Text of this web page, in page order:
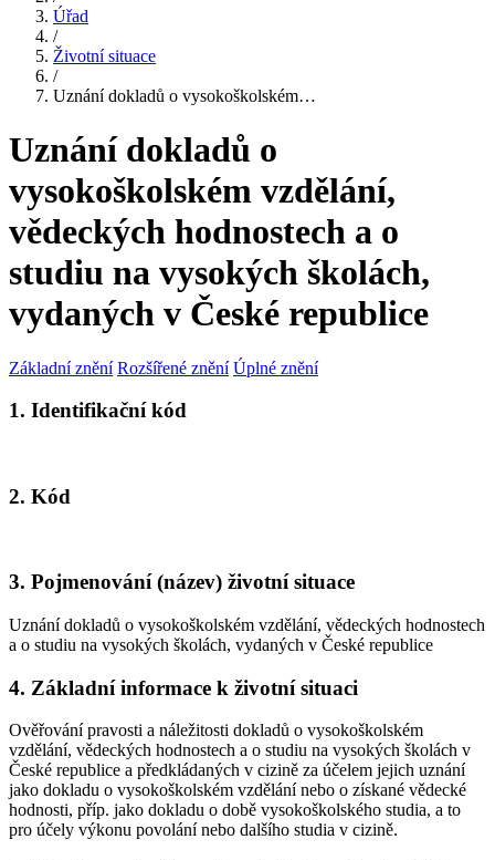
Úřad
/
Životní situace
/
Uznání dokladů o vysokoškolském…
Uznání dokladů o
vysokoškolském vzdělání,
vědeckých hodnostech a o
studiu na vysokých školách,
vydaných v České republice
Základní znění Rozšířené znění Úplné znění
1. Identifikační kód
2. Kód
3. Pojmenování (název) životní situace
Uznání dokladů o vysokoškolském vzdělání, vědeckých hodnostech
a o studiu na vysokých školách, vydaných v České republice
4. Základní informace k životní situaci
Ověřování pravosti a náležitosti dokladů o vysokoškolském
vzdělání, vědeckých hodnostech a o studiu na vysokých školách v
České republice a předkládaných v cizině za účelem jejich uznání
jako dokladu o vysokoškolském vzdělání nebo o získané vědecké
hodnosti, příp. jako dokladu o době vysokoškolského studia, a to
pro účely výkonu povolání nebo dalšího studia v cizině.